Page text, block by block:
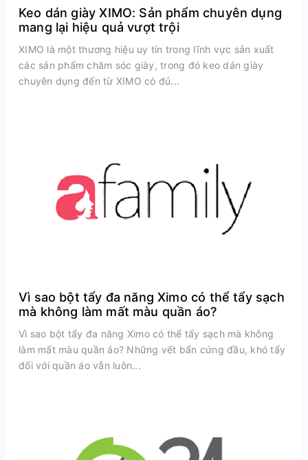
Keo dán giày XIMO: Sản phẩm chuyên dụng
mang lại hiệu quả vượt trội
XIMO là một thương hiệu uy tín trong lĩnh vực sản xuất
các sản phẩm chăm sóc giày, trong đó keo dán giày
chuyên dụng đến từ XIMO có đủ...
Vì sao bột tẩy đa năng Ximo có thể tẩy sạch
mà không làm mất màu quần áo?
Vì sao bột tẩy đa năng Ximo có thể tẩy sạch mà không
làm mất màu quần áo? Những vết bẩn cứng đầu, khó tẩy
đối với quần áo vẫn luôn...